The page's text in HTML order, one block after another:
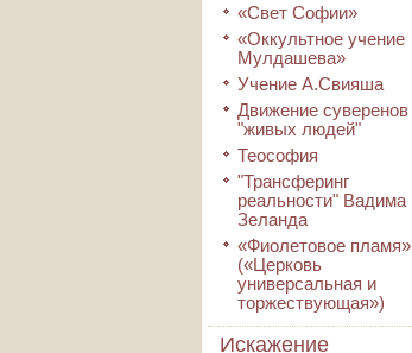
«Свет Софии»
«Оккультное учение
Мулдашева»
Учение А.Свияша
Движение суверенов
"живых людей"
Теософия
"Трансферинг
реальности" Вадима
Зеланда
«Фиолетовое пламя»
(«Церковь
универсальная и
торжествующая»)
Искажение